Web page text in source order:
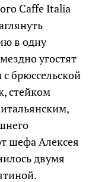
Caffe Italia
в одну
угостят
брюссельской
стейком
шефа Алексея
двумя